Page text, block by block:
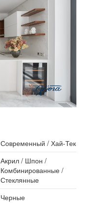
Современный / Хай-Тек
Акрил/ Шпон /
Комбинированные/
Стеклянные
Черные